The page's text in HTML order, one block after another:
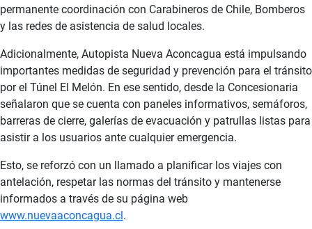
permanente coordinación con Carabineros de Chile, Bomberos
y las redes de asistencia de salud locales.
Adicionalmente, Autopista Nueva Aconcagua está impulsando
importantes medidas de seguridad y prevención para el tránsito
por el Túnel El Melón. En ese sentido, desde la Concesionaria
señalaron que se cuenta con paneles informativos, semáforos,
barreras de cierre, galerías de evacuación y patrullas listas para
asistir a los usuarios ante cualquier emergencia.
Esto, se reforzó con un llamado a planificar los viajes con
antelación, respetar las normas del tránsito y mantenerse
informados a través de su página web
www.nuevaaconcagua.cl.